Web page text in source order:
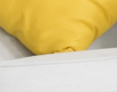
Home
Uw partner